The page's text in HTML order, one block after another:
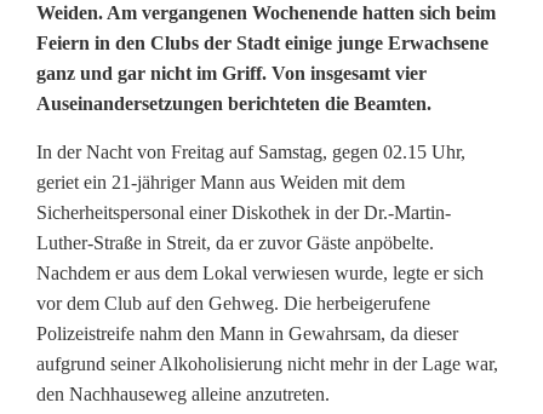
R
e
i
c
h
l
i
c
h
Weiden. Am vergangenen Wochenende hatten sich beim
Feiern in den Clubs der Stadt einige junge Erwachsene
ganz und gar nicht im Griff. Von insgesamt vier
Auseinandersetzungen berichteten die Beamten.
In der Nacht von Freitag auf Samstag, gegen 02.15 Uhr,
geriet ein 21-jähriger Mann aus Weiden mit dem
Sicherheitspersonal einer Diskothek in der Dr.-Martin-
Luther-Straße in Streit, da er zuvor Gäste anpöbelte.
Nachdem er aus dem Lokal verwiesen wurde, legte er sich
vor dem Club auf den Gehweg. Die herbeigerufene
Polizeistreife nahm den Mann in Gewahrsam, da dieser
aufgrund seiner Alkoholisierung nicht mehr in der Lage war,
den Nachhauseweg alleine anzutreten.